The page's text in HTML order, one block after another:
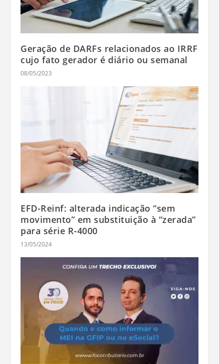
Geração de DARFs relacionados ao IRRF
cujo fato gerador é diário ou semanal
08/05/2023
EFD-Reinf: alterada indicação “sem
movimento” em substituição à “zerada”
para série R-4000
13/05/2024